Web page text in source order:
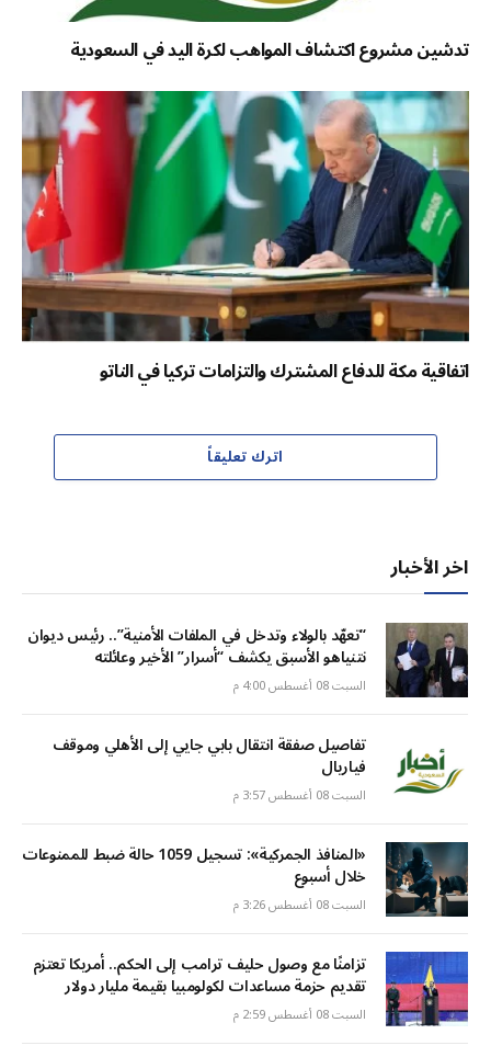
تدشين مشروع اكتشاف المواهب لكرة اليد في السعودية
اتفاقية مكة للدفاع المشترك والتزامات تركيا في الناتو
اترك تعليقاً
اخر الأخبار
“تعهّد بالولاء وتدخل في الملفات الأمنية”.. رئيس ديوان
نتنياهو الأسبق يكشف “أسرار” الأخير وعائلته
السبت 08 أغسطس 4:00 م
تفاصيل صفقة انتقال بابي جايي إلى الأهلي وموقف
فياريال
السبت 08 أغسطس 3:57 م
«المنافذ الجمركية»: تسجيل 1059 حالة ضبط للممنوعات
خلال أسبوع
السبت 08 أغسطس 3:26 م
تزامنًا مع وصول حليف ترامب إلى الحكم.. أمريكا تعتزم
تقديم حزمة مساعدات لكولومبيا بقيمة مليار دولار
السبت 08 أغسطس 2:59 م